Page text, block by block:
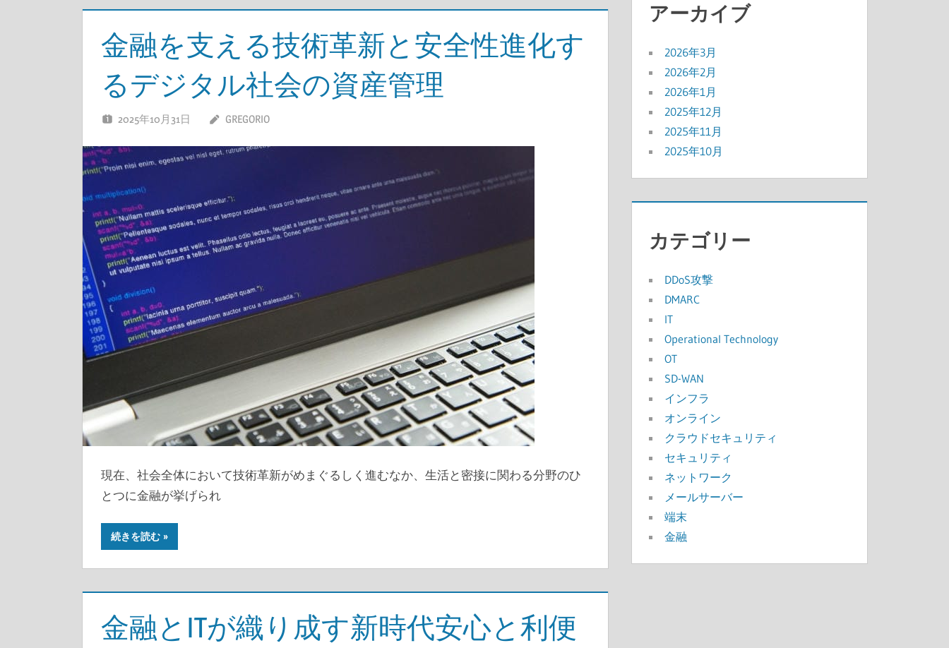
金融を支える技術革新と安全性進化す
るデジタル社会の資産管理
2025年10月31日 GREGORIO
現在、社会全体において技術革新がめまぐるしく進むなか、生活と密接に関わる分野のひ
とつに金融が挙げられ
続きを読む
金融とITが織り成す新時代安心と利便
アーカイブ
2026年3月
2026年2月
2026年1月
2025年12月
2025年11月
2025年10月
カテゴリー
DDoS攻撃
DMARC
IT
Operational Technology
OT
SD-WAN
インフラ
オンライン
クラウドセキュリティ
セキュリティ
ネットワーク
メールサーバー
端末
金融